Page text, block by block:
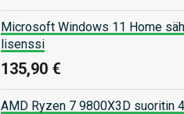
Microsoft Windows 11 Home
lisenssi
135,90 €
AMD Ryzen 7 9800X3D suoritin